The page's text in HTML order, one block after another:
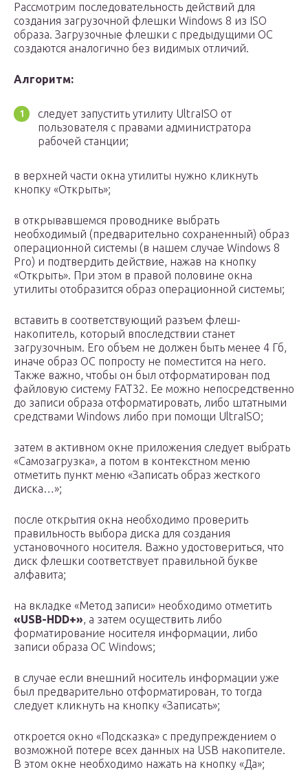
Рассмотрим последовательность действий для
создания загрузочной флешки Windows 8 из ISO
образа. Загрузочные флешки с предыдущими ОС
создаются аналогично без видимых отличий.
Алгоритм:
следует запустить утилиту UltraISO от
пользователя с правами администратора
рабочей станции;
в верхней части окна утилиты нужно кликнуть
кнопку «Открыть»;
в открывавшемся проводнике выбрать
необходимый (предварительно сохраненный) образ
операционной системы (в нашем случае Windows 8
Pro) и подтвердить действие, нажав на кнопку
«Открыть». При этом в правой половине окна
утилиты отобразится образ операционной системы;
вставить в соответствующий разъем флеш-
накопитель, который впоследствии станет
загрузочным. Его объем не должен быть менее 4 Гб,
иначе образ ОС попросту не поместится на него.
Также важно, чтобы он был отформатирован под
файловую систему FAT32. Ее можно непосредственно
до записи образа отформатировать, либо штатными
средствами Windows либо при помощи UltraISO;
затем в активном окне приложения следует выбрать
«Самозагрузка», а потом в контекстном меню
отметить пункт меню «Записать образ жесткого
диска…»;
после открытия окна необходимо проверить
правильность выбора диска для создания
установочного носителя. Важно удостовериться, что
диск флешки соответствует правильной букве
алфавита;
на вкладке «Метод записи» необходимо отметить
«USB-HDD+», а затем осуществить либо
форматирование носителя информации, либо
записи образа ОС Windows;
в случае если внешний носитель информации уже
был предварительно отформатирован, то тогда
следует кликнуть на кнопку «Записать»;
откроется окно «Подсказка» с предупреждением о
возможной потере всех данных на USB накопителе.
В этом окне необходимо нажать на кнопку «Да»;